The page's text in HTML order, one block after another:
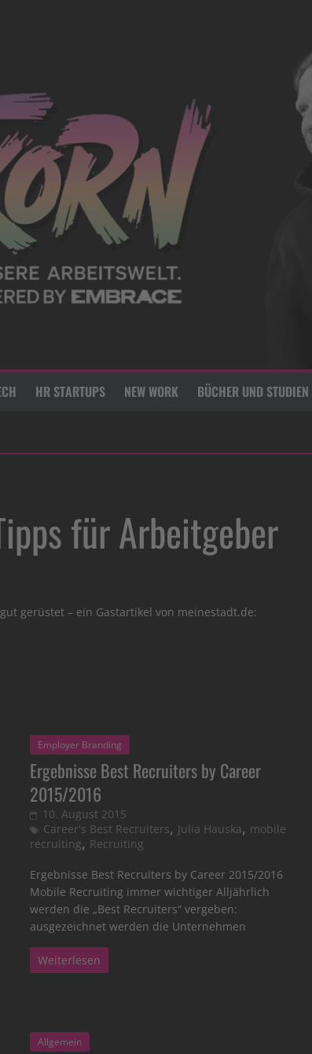
HR STARTUPS NEW WORK BÜCHER UND STUDIEN
für Arbeitgeber
gerüstet – ein Gastartikel von meinestadt.de:
Employer Branding
Ergebnisse Best Recruiters by Career
2015/2016
10. August 2015
Career's Best Recruiters, Julia Hauska, mobile
recruiting, Recruiting
Ergebnisse Best Recruiters by Career 2015/2016
Mobile Recruiting immer wichtiger Alljährlich
werden die „Best Recruiters“ vergeben:
ausgezeichnet werden die Unternehmen
Weiterlesen
Allgemein